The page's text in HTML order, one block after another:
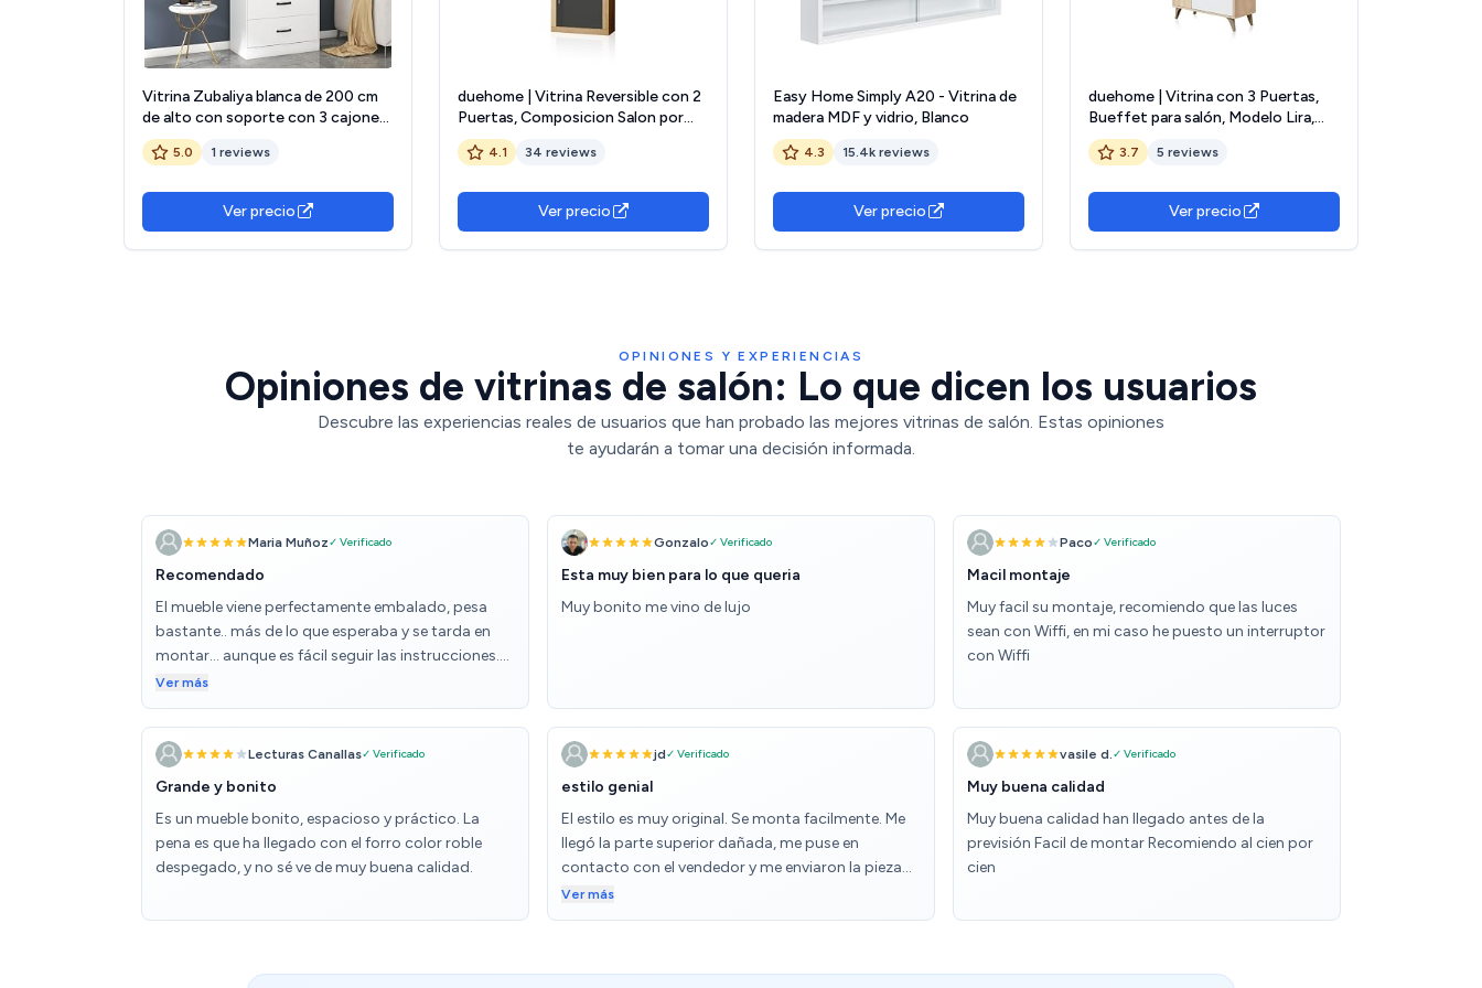
Vitrina Zubaliya blanca de 200 cm
de alto con soporte con 3 cajones
y 2 divisores móviles, 2 puertas de
cristal, iluminación LED: ¡una
5.0 1 reviews
Ver precio
duehome | Vitrina Reversible con 2
Puertas, Composicion Salon por
Piezas, Modelo Nuka, Acabado en
Cambria y Gris Grafito, Medidas: 60
cm (Fondo)
4.1 34 reviews
Ver precio
Easy Home Simply A20 - Vitrina de
madera MDF y vidrio, Blanco
4.3 15.4k reviews
Ver precio
duehome | Vitrina con 3 Puertas,
Bueffet para salón, Modelo Lira,
Acabado en Blanco Artik y Roble
Canadian, Medidas: 77 cm (Ancho)
3.7 5 reviews
Ver precio
OPINIONES Y EXPERIENCIAS
Opiniones de vitrinas de salón: Lo que dicen los usuarios
Descubre las experiencias reales de usuarios que han probado las mejores vitrinas de salón. Estas opiniones
te ayudarán a tomar una decisión informada.
Maria Muñoz✓ Verificado
Recomendado
El mueble viene perfectamente embalado, pesa
bastante.. más de lo que esperaba y se tarda en
montar... aunque es fácil seguir las instrucciones.
Sin arañazos ni daños. Cumple con las
expectativas!
Ver más
Gonzalo✓ Verificado
Esta muy bien para lo que queria
Muy bonito me vino de lujo
Paco✓ Verificado
Macil montaje
Muy facil su montaje, recomiendo que las luces
sean con Wiffi, en mi caso he puesto un interruptor
con Wiffi
Lecturas Canallas✓ Verificado
Grande y bonito
Es un mueble bonito, espacioso y práctico. La
pena es que ha llegado con el forro color roble
despegado, y no sé ve de muy buena calidad.
jd✓ Verificado
estilo genial
El estilo es muy original. Se monta facilmente. Me
llegó la parte superior dañada, me puse en
contacto con el vendedor y me enviaron la pieza
sin problemas.
Ver más
vasile d. ✓ Verificado
Muy buena calidad
Muy buena calidad han llegado antes de la
previsión Facil de montar Recomiendo al cien por
cien